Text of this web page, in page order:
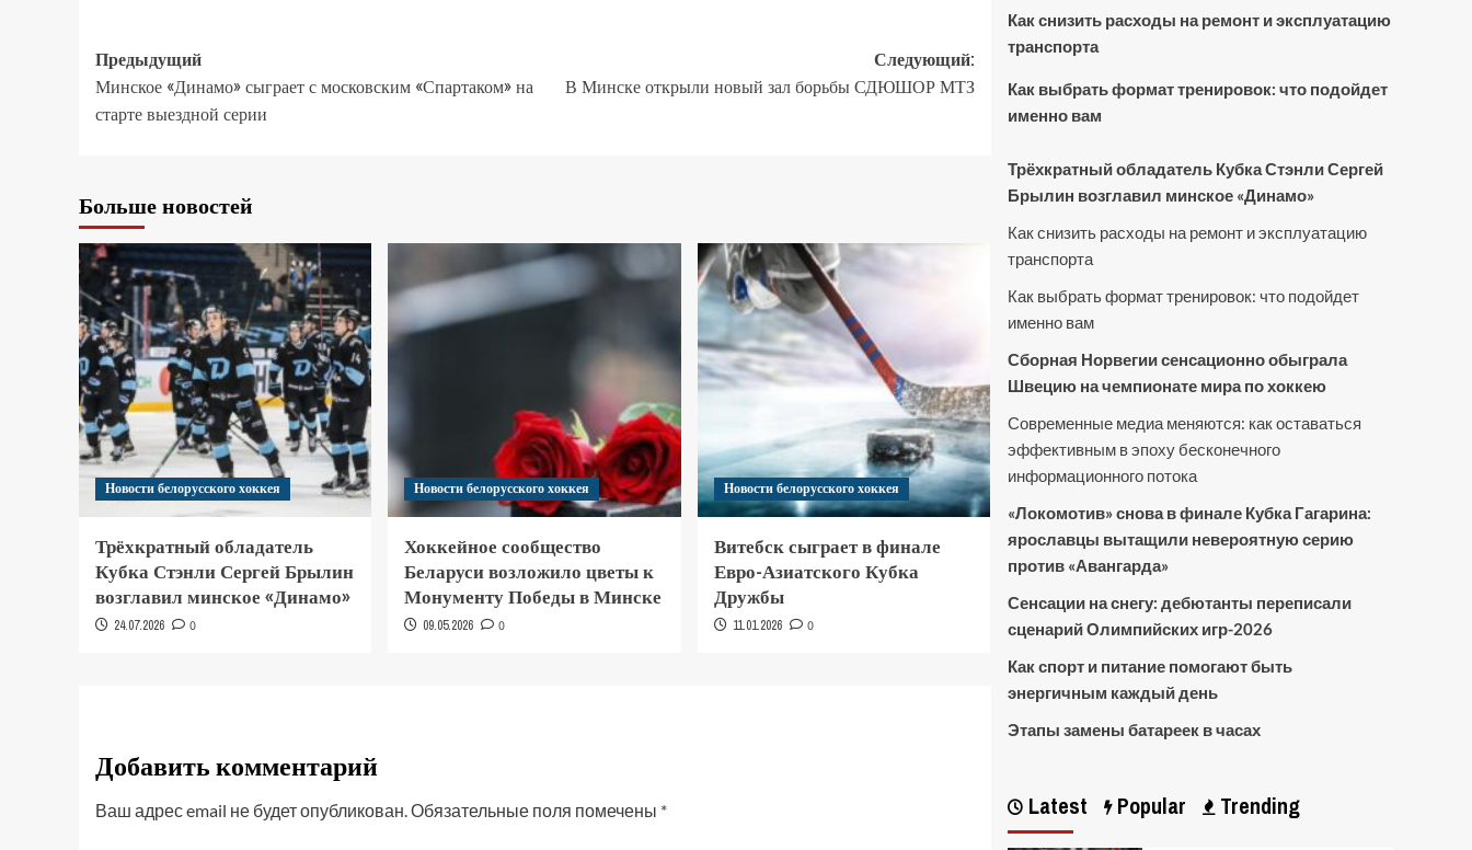
Предыдущий
Минское «Динамо» сыграет с московским «Спартаком» на
старте выездной серии
Следующий:
В Минске открыли новый зал борьбы СДЮШОР МТЗ
Больше новостей
Новости белорусского хоккея
Трёхкратный обладатель
Кубка Стэнли Сергей Брылин
возглавил минское «Динамо»
24.07.2026 0
Новости белорусского хоккея
Хоккейное сообщество
Беларуси возложило цветы к
Монументу Победы в Минске
09.05.2026 0
Новости белорусского хоккея
Витебск сыграет в финале
Евро-Азиатского Кубка
Дружбы
11.01.2026 0
Добавить комментарий
Ваш адрес email не будет опубликован.Обязательные поля помечены *
Как снизить расходы на ремонт и эксплуатацию
транспорта
Как выбрать формат тренировок: что подойдет
именно вам
Трёхкратный обладатель Кубка Стэнли Сергей
Брылин возглавил минское «Динамо»
Как снизить расходы на ремонт и эксплуатацию
транспорта
Как выбрать формат тренировок: что подойдет
именно вам
Сборная Норвегии сенсационно обыграла
Швецию на чемпионате мира по хоккею
Современные медиа меняются: как оставаться
эффективным в эпоху бесконечного
информационного потока
«Локомотив» снова в финале Кубка Гагарина:
ярославцы вытащили невероятную серию
против «Авангарда»
Сенсации на снегу: дебютанты переписали
сценарий Олимпийских игр-2026
Как спорт и питание помогают быть
энергичным каждый день
Этапы замены батареек в часах
Latest Popular Trending